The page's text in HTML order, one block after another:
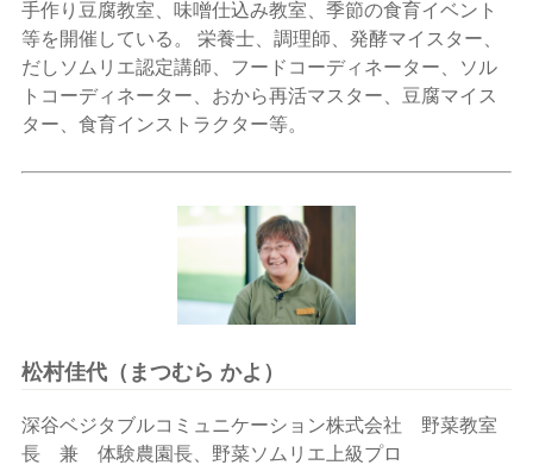
手作り豆腐教室、味噌仕込み教室、季節の食育イベント
等を開催している。 栄養士、調理師、発酵マイスター、
だしソムリエ認定講師、フードコーディネーター、ソル
トコーディネーター、おから再活マスター、豆腐マイス
ター、食育インストラクター等。
松村佳代（まつむら かよ）
深谷ベジタブルコミュニケーション株式会社 野菜教室
長 兼 体験農園長、野菜ソムリエ上級プロ